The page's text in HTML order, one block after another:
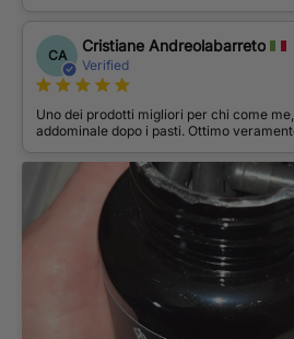
CA
Cristiane Andreolabarreto
Verified
Uno dei prodotti migliori per chi come
addominale dopo i pasti. Ottimo